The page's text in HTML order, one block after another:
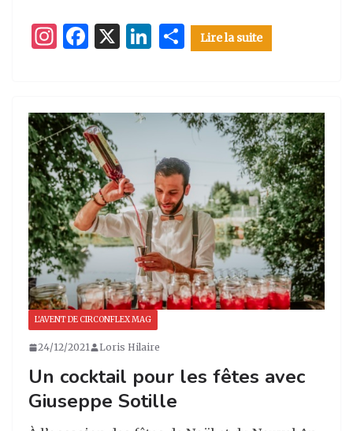
I
a
g
ra
m
F
e
b
o
o
k
X
Li
e
n
P
ar
g
er
Lire la suite
L'AVENT DE CIRCONFLEX MAG
24/12/2021 Loris Hilaire
Un cocktail pour les fêtes avec
Giuseppe Sotille